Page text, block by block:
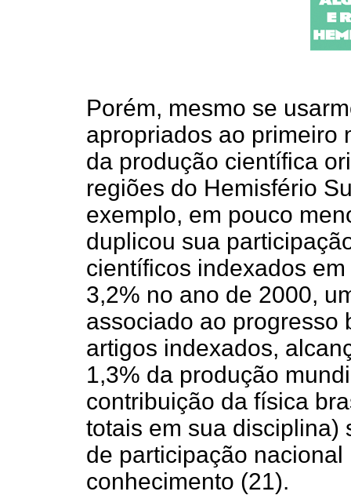
Porém, mesmo se
apropriados ao primeiro
da produção científica
regiões do Hemisfério
exemplo, em pouco
duplicou sua
científicos indexados
3,2% no ano de 2000,
associado ao progresso
artigos indexados,
1,3% da produção
contribuição da física
totais em sua disciplina)
de participação
conhecimento (21).